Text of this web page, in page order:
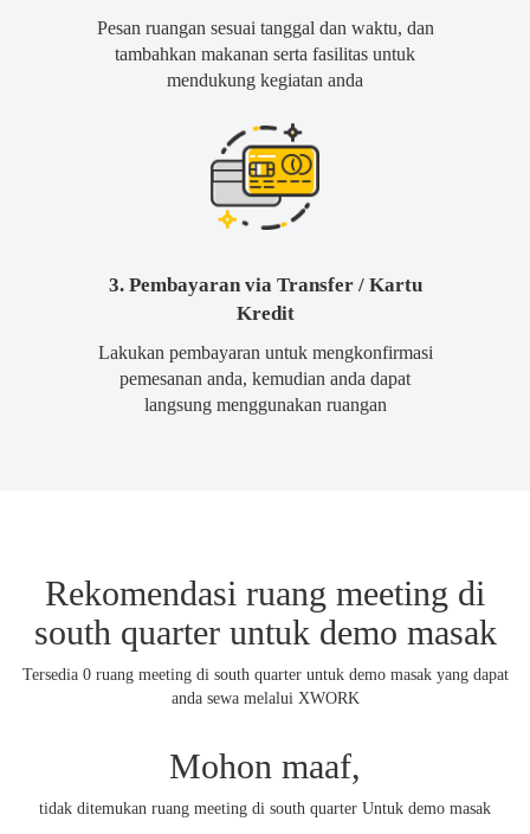
Pesan ruangan sesuai tanggal dan waktu, dan
tambahkan makanan serta fasilitas untuk
mendukung kegiatan anda
3. Pembayaran via Transfer / Kartu
Kredit
Lakukan pembayaran untuk mengkonfirmasi
pemesanan anda, kemudian anda dapat
langsung menggunakan ruangan
Rekomendasi ruang meeting di
south quarter untuk demo masak
Tersedia 0 ruang meeting di south quarter untuk demo masak yang dapat
anda sewa melalui XWORK
Mohon maaf,
tidak ditemukan ruang meeting di south quarter Untuk demo masak